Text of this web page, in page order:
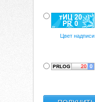
Цвет надписи